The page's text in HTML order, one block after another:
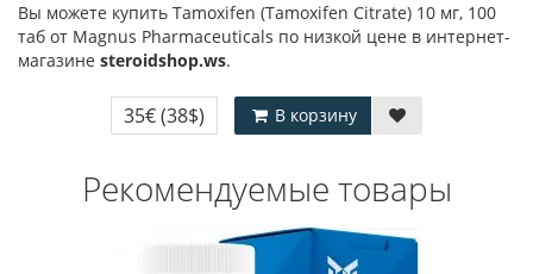
Вы можете купить Tamoxifen (Tamoxifen Citrate) 10 мг, 100
таб от Magnus Pharmaceuticals по низкой цене в интернет-
магазине steroidshop.ws.
35€(38$) В корзину
Рекомендуемые товары